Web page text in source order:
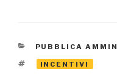
CATEGORIE
PUBBLICA
TAG
INCENTIVI